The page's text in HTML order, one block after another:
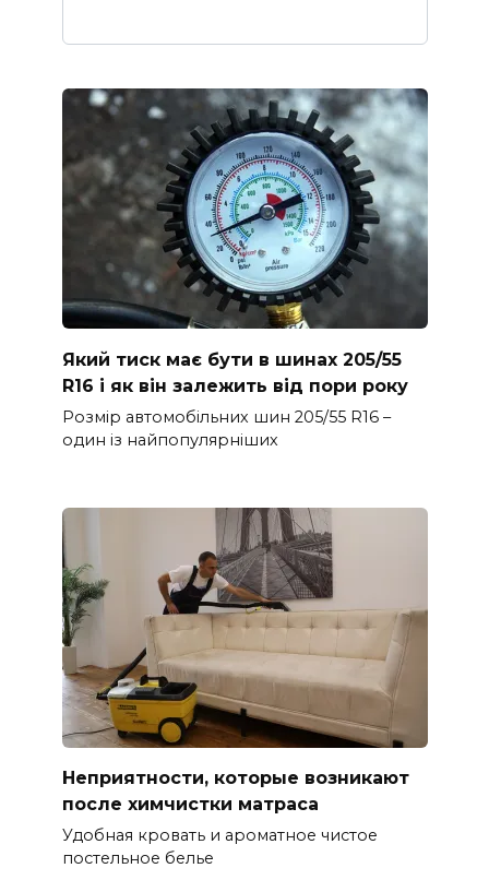
Який тиск має бути в шинах 205/55
R16 і як він залежить від пори року
Розмір автомобільних шин 205/55 R16 –
один із найпопулярніших
Неприятности, которые возникают
после химчистки матраса
Удобная кровать и ароматное чистое
постельное белье